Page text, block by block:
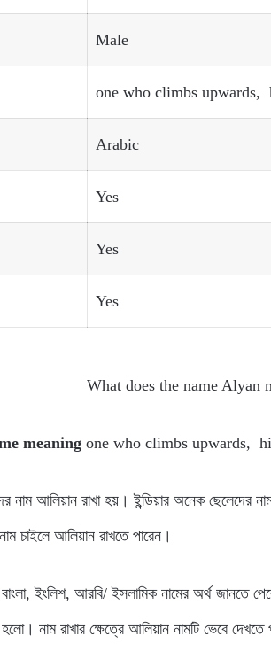
Male
one who climbs upwards,
Arabic
Yes
Yes
Yes
What does the name Alyan
meaning one who climbs upwards,
নাম আলিয়ান রাখা হয়। ইন্ডিয়ার অনেক
চাইলে আলিয়ান রাখতে পারেন।
ইংলিশ, আরবি/ ইসলামিক নামের অর্থ জানতে
নাম রাখার ক্ষেত্রে আলিয়ান নামটি ভেবে দেখতে